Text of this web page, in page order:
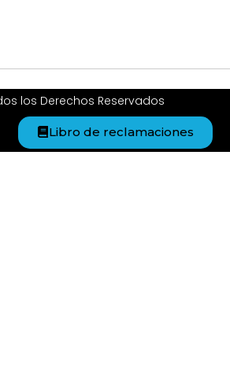
los Derechos Reservados
Libro de reclamaciones